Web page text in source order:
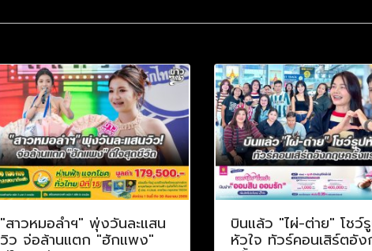
"สาวหมอลำฯ" พุ่งวันละแสน
วิว จ่อล้านแตก "ฮักแพง"
บินแล้ว "ไผ่-ต่าย" โชว์
หัวใจ ทัวร์คอนเสิร์ตอั